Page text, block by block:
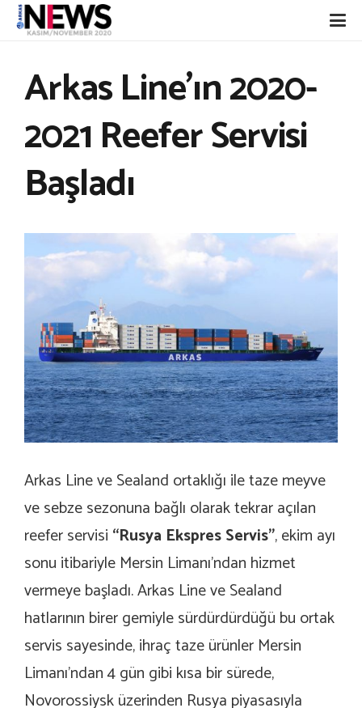
Arkas Line’ın 2020-
2021 Reefer Servisi
Başladı
Arkas Line ve Sealand ortaklığı ile taze meyve
ve sebze sezonuna bağlı olarak tekrar açılan
reefer servisi “Rusya Ekspres Servis”, ekim ayı
sonu itibariyle Mersin Limanı’ndan hizmet
vermeye başladı. Arkas Line ve Sealand
hatlarının birer gemiyle sürdürdürdüğü bu ortak
servis sayesinde, ihraç taze ürünler Mersin
Limanı’ndan 4 gün gibi kısa bir sürede,
Novorossiysk üzerinden Rusya piyasasıyla